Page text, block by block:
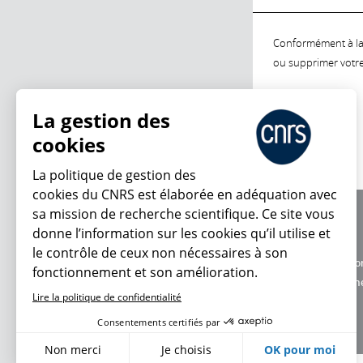
Conformément à
ou supprimer
Charte
Données
La gestion des
cookies
La politique de gestion des
cookies du CNRS est élaborée en adéquation avec
sa mission de recherche scientifique. Ce site vous
donne l’information sur les cookies qu’il utilise et
le contrôle de ceux non nécessaires à son
fonctionnement et son amélioration.
Lire la politique de confidentialité
Consentements certifiés par
Non merci Je choisis OK pour moi